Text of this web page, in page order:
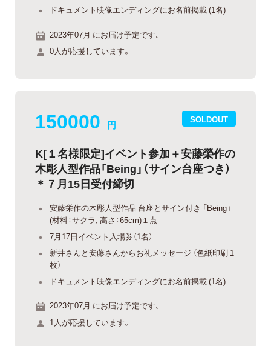
ドキュメント映像エンディングにお名前掲載 (1名)
2023年07月 にお届け予定です。
0人が応援しています。
SOLDOUT
150000 円
K[１名様限定]イベント参加＋安藤榮作の
木彫人型作品「Being」（サイン台座つき）
＊７月15日受付締切
安藤栄作の木彫人型作品 台座とサイン付き 「Being」
(材料：サクラ, 高さ：65cm)１点
7月17日イベント入場券（1名）
新井さんと安藤さんからお礼メッセージ （色紙印刷 1
枚）
ドキュメント映像エンディングにお名前掲載 (1名)
2023年07月 にお届け予定です。
1人が応援しています。